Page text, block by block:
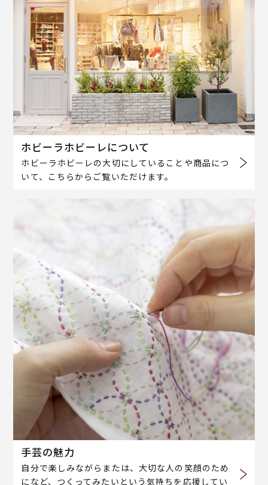
ホビーラホビーレについて
ホビーラホビーレの大切にしていることや商品につ
いて、こちらからご覧いただけます。
手芸の魅力
自分で楽しみながらまたは、大切な人の笑顔のため
になど、つくってみたいという気持ちを応援してい